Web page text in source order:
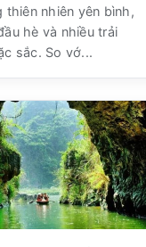
thiên nhiên yên bình,
hè và nhiều trải
sắc. So vớ...